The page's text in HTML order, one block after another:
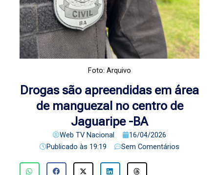
Foto: Arquivo
Drogas são apreendidas em área
de manguezal no centro de
Jaguaripe -BA
Web TV Nacional
16/04/2026
Publicado às 19:19 Sem Comentários